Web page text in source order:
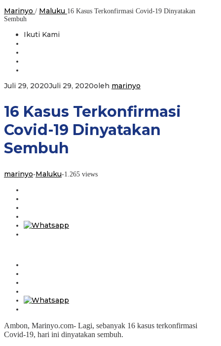
Marinyo / Maluku 16 Kasus Terkonfirmasi Covid-19 Dinyatakan
Sembuh
Ikuti Kami
Juli 29, 2020Juli 29, 2020oleh marinyo
16 Kasus Terkonfirmasi
Covid-19 Dinyatakan
Sembuh
marinyo-Maluku-1.265 views
Ambon, Marinyo.com- Lagi, sebanyak 16 kasus terkonfirmasi
Covid-19, hari ini dinyatakan sembuh.